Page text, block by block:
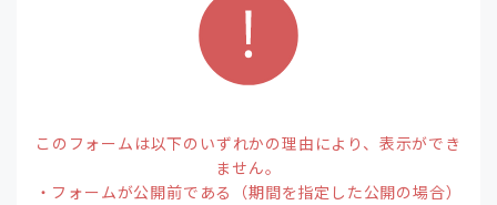
このフォームは以下のいずれかの理由により、表示ができ
ません。
・フォームが公開前である（期間を指定した公開の場合）